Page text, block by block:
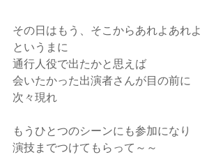
その日はもう、そこからあれよあれよ
というまに
通行人役で出たかと思えば
会いたかった出演者さんが目の前に
次々現れ
もうひとつのシーンにも参加になり
演技までつけてもらって～～